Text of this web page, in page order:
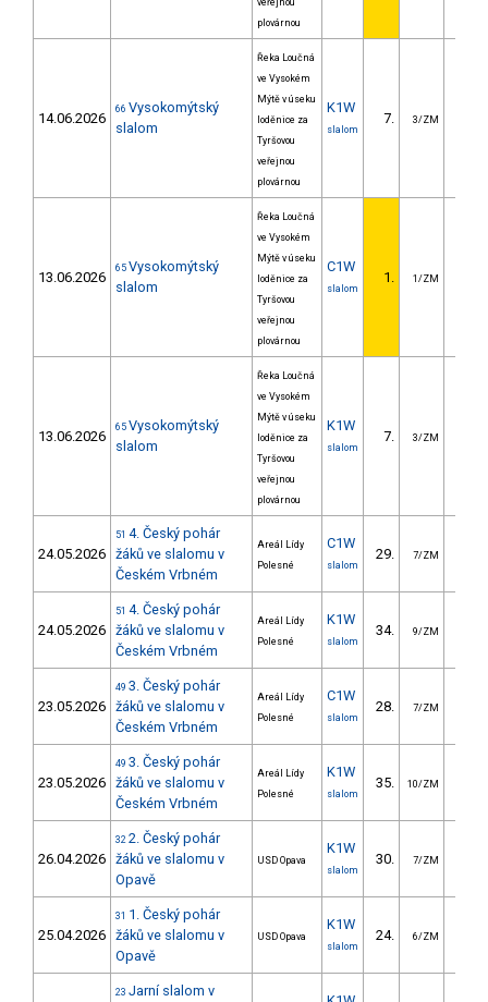
veřejnou
plovárnou
14.06.2026
66 Vysokomýtský
slalom
Řeka Loučná
ve Vysokém
Mýtě v úseku
loděnice za
Tyršovou
veřejnou
plovárnou
K1W
slalom
7. 3/ZM
13.06.2026
65 Vysokomýtský
slalom
Řeka Loučná
ve Vysokém
Mýtě v úseku
loděnice za
Tyršovou
veřejnou
plovárnou
C1W
slalom
1. 1/ZM
13.06.2026
65 Vysokomýtský
slalom
Řeka Loučná
ve Vysokém
Mýtě v úseku
loděnice za
Tyršovou
veřejnou
plovárnou
K1W
slalom
7. 3/ZM
24.05.2026
51 4. Český pohár
žáků ve slalomu v
Českém Vrbném
Areál Lídy
Polesné
C1W
slalom
29. 7/ZM
24.05.2026
51 4. Český pohár
žáků ve slalomu v
Českém Vrbném
Areál Lídy
Polesné
K1W
slalom
34. 9/ZM
23.05.2026
49 3. Český pohár
žáků ve slalomu v
Českém Vrbném
Areál Lídy
Polesné
C1W
slalom
28. 7/ZM
23.05.2026
49 3. Český pohár
žáků ve slalomu v
Českém Vrbném
Areál Lídy
Polesné
K1W
slalom
35. 10/ZM
26.04.2026
32 2. Český pohár
žáků ve slalomu v
Opavě
USD Opava
K1W
slalom
30. 7/ZM
25.04.2026
31 1. Český pohár
žáků ve slalomu v
Opavě
USD Opava
K1W
slalom
24. 6/ZM
23 Jarní slalom v